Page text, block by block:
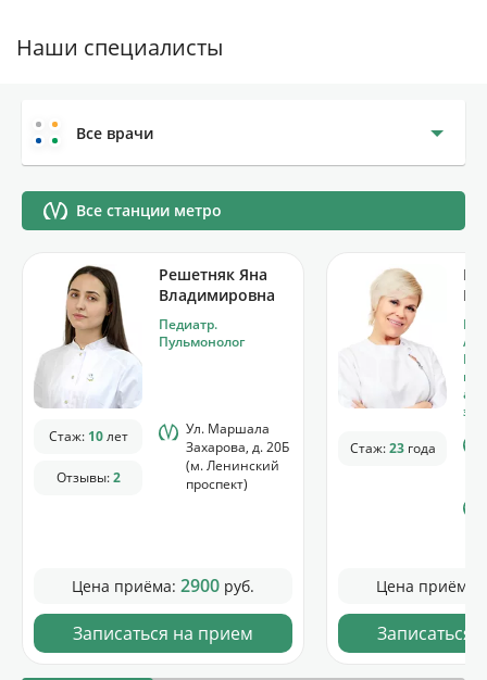
Наши специалисты
Все врачи
Все станции метро
Решетняк Яна
Владимировна
Педиатр.
Пульмонолог
Стаж: 10лет
Отзывы:2
Ул. Маршала
Захарова, д. 20Б
(м. Ленинский
проспект)
Цена приёма: 2900 руб.
Записаться на прием
Стаж:23года
Цена приёма:
Записаться